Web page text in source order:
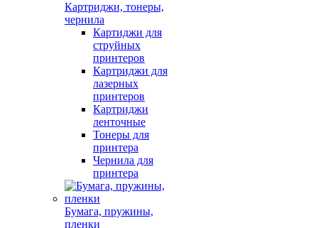
Картриджи, тонеры,
чернила
Картиджи для
струйных
принтеров
Картриджи для
лазерных
принтеров
Картриджи
ленточные
Тонеры для
принтера
Чернила для
принтера
Бумага, пружины,
пленки